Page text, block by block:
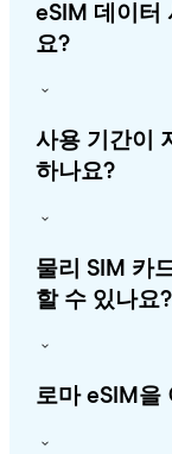
eSIM 데이터
요?
사용 기간이
하나요?
물리 SIM 카
할 수 있나요?
로마 eSIM을